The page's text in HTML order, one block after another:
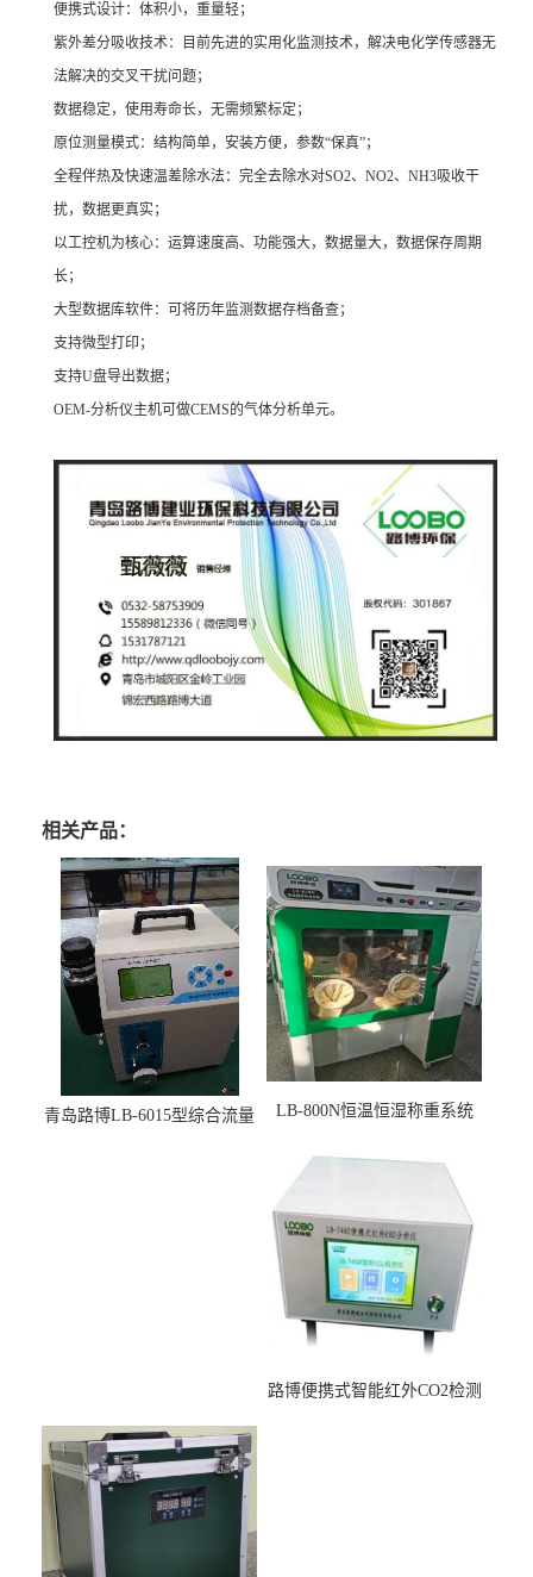
便携式设计：体积小，重量轻；
紫外差分吸收技术：目前先进的实用化监测技术，解决电化学传感器无
法解决的交叉干扰问题；
数据稳定，使用寿命长，无需频繁标定；
原位测量模式：结构简单，安装方便，参数“保真”；
全程伴热及快速温差除水法：完全去除水对SO2、NO2、NH3吸收干
扰，数据更真实；
以工控机为核心：运算速度高、功能强大，数据量大，数据保存周期
长；
大型数据库软件：可将历年监测数据存档备查；
支持微型打印；
支持U盘导出数据；
OEM-分析仪主机可做CEMS的气体分析单元。
相关产品：
青岛路博LB-6015型综合流量
LB-800N恒温恒湿称重系统
路博便携式智能红外CO2检测